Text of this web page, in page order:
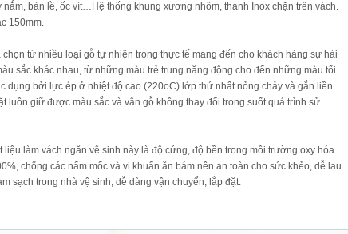
nắm, bản lề, ốc vít…Hệ thống khung xương nhôm, thanh Inox chặn trên vách.
150mm.
từ nhiều loại gỗ tự nhiện trong thực tế mang đến cho khách hàng sự hài
sắc khác nhau, từ những màu trẻ trung năng động cho đến những màu tối
dụng bởi lực ép ở nhiệt độ cao (220oC) lớp thứ nhất nỏng chảy và gắn liền
luôn giữ được màu sắc và vân gỗ không thay đổi trong suốt quá trình sử
làm vách ngăn vệ sinh này là độ cứng, độ bền trong môi trường oxy hóa
chống các nấm mốc và vi khuẩn ăn bám nên an toàn cho sức khẻo, dễ lau
sạch trong nhà vệ sinh, dễ dàng vận chuyển, lắp đặt.